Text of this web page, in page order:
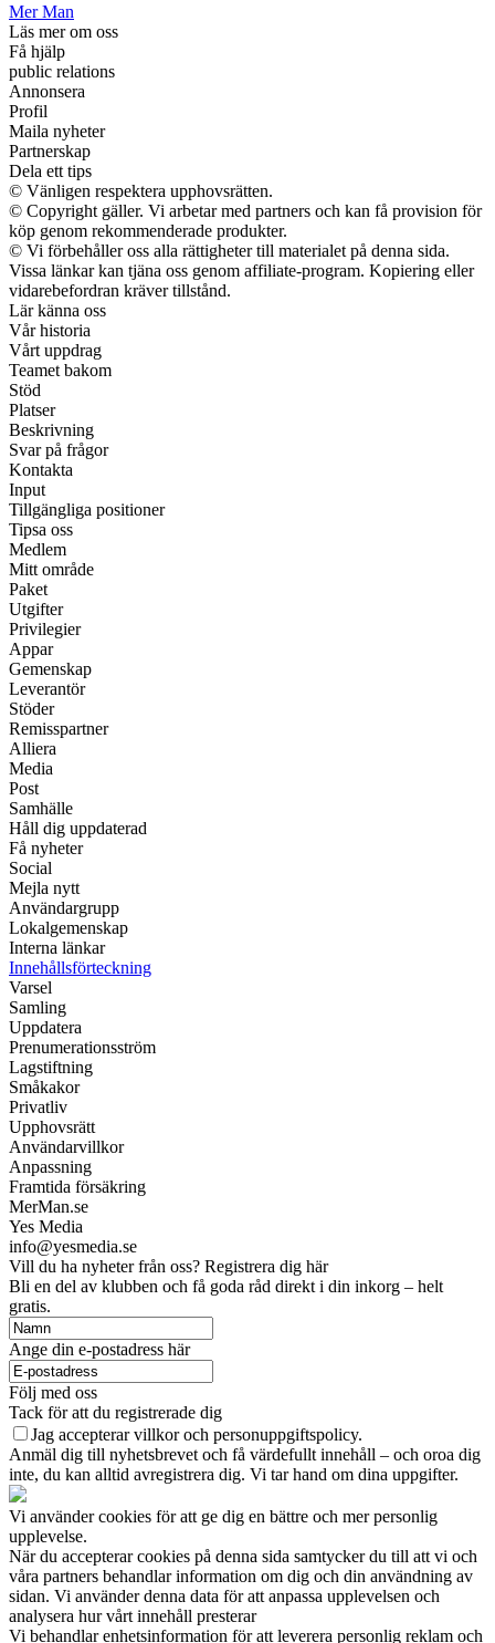
Mer Man
Läs mer om oss
Få hjälp
public relations
Annonsera
Profil
Maila nyheter
Partnerskap
Dela ett tips
© Vänligen respektera upphovsrätten.
© Copyright gäller. Vi arbetar med partners och kan få provision för
köp genom rekommenderade produkter.
© Vi förbehåller oss alla rättigheter till materialet på denna sida.
Vissa länkar kan tjäna oss genom affiliate-program. Kopiering eller
vidarebefordran kräver tillstånd.
Lär känna oss
Vår historia
Vårt uppdrag
Teamet bakom
Stöd
Platser
Beskrivning
Svar på frågor
Kontakta
Input
Tillgängliga positioner
Tipsa oss
Medlem
Mitt område
Paket
Utgifter
Privilegier
Appar
Gemenskap
Leverantör
Stöder
Remisspartner
Alliera
Media
Post
Samhälle
Håll dig uppdaterad
Få nyheter
Social
Mejla nytt
Användargrupp
Lokalgemenskap
Interna länkar
Innehållsförteckning
Varsel
Samling
Uppdatera
Prenumerationsström
Lagstiftning
Småkakor
Privatliv
Upphovsrätt
Användarvillkor
Anpassning
Framtida försäkring
MerMan.se
Yes Media
info@yesmedia.se
Vill du ha nyheter från oss? Registrera dig här
Bli en del av klubben och få goda råd direkt i din inkorg – helt
gratis.
Ange din e-postadress här
Följ med oss
Tack för att du registrerade dig
Jag accepterar villkor och personuppgiftspolicy.
Anmäl dig till nyhetsbrevet och få värdefullt innehåll – och oroa dig
inte, du kan alltid avregistrera dig. Vi tar hand om dina uppgifter.
Vi använder cookies för att ge dig en bättre och mer personlig
upplevelse.
När du accepterar cookies på denna sida samtycker du till att vi och
våra partners behandlar information om dig och din användning av
sidan. Vi använder denna data för att anpassa upplevelsen och
analysera hur vårt innehåll presterar
Vi behandlar enhetsinformation för att leverera personlig reklam och